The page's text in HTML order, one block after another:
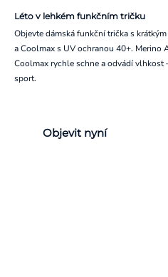
Léto v lehkém funkčním tričku
Objevte dámská funkční trička s
a Coolmax s UV ochranou 40+. Merino
Coolmax rychle schne a odvádí
sport.
Objevit nyní